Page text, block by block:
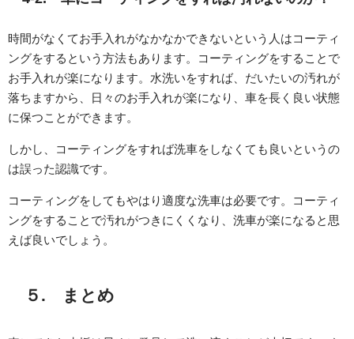
時間がなくてお手入れがなかなかできないという人はコーティ
ングをするという方法もあります。コーティングをすることで
お手入れが楽になります。水洗いをすれば、だいたいの汚れが
落ちますから、日々のお手入れが楽になり、車を長く良い状態
に保つことができます。
しかし、コーティングをすれば洗車をしなくても良いというの
は誤った認識です。
コーティングをしてもやはり適度な洗車は必要です。コーティ
ングをすることで汚れがつきにくくなり、洗車が楽になると思
えば良いでしょう。
５. まとめ